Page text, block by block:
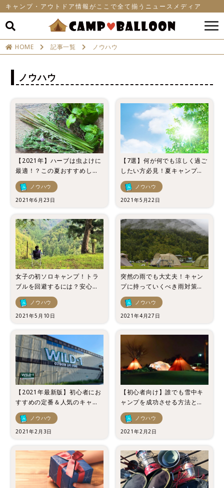
キャンプ・アウトドア情報がここで全て揃うニュースメディア
HOME 記事一覧 ノウハウ
ノウハウ
【2021年】ハーブは虫よけに
最適！？この夏おすすめした
い虫よけハーブ5選！
ノウハウ
2021年6月23日
【7選】何が何でも涼しく過ご
したい方必見！夏キャンプの
暑さ対策決定版！
ノウハウ
2021年5月22日
女子の初ソロキャンプ！トラ
ブルを回避するには？安心し
て楽しむためのポイントを徹
底解説！ノウハウ
2021年5月10日
突然の雨でも大丈夫！キャン
プに持っていくべき雨対策ア
イテムと対策法をご紹介
ノウハウ
2021年4月27日
【2021年最新版】初心者にお
すすめの定番＆人気のキャン
プブランドを一挙紹介！
ノウハウ
2021年2月3日
【初心者向け】誰でも雪中キ
ャンプを成功させる方法とキ
ャンプ場特集
ノウハウ
2021年2月2日